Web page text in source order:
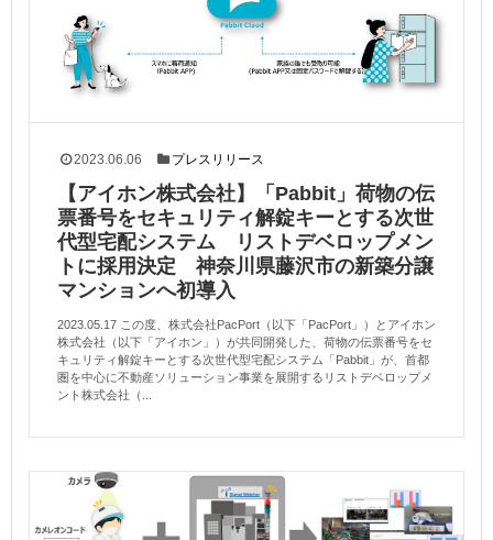
2023.06.06 プレスリリース
【アイホン株式会社】「Pabbit」荷物の伝
票番号をセキュリティ解錠キーとする次世
代型宅配システム リストデベロップメン
トに採用決定 神奈川県藤沢市の新築分譲
マンションへ初導入
2023.05.17 この度、株式会社PacPort（以下「PacPort」）とアイホン
株式会社（以下「アイホン」）が共同開発した、荷物の伝票番号をセ
キュリティ解錠キーとする次世代型宅配システム「Pabbit」が、首都
圏を中心に不動産ソリューション事業を展開するリストデベロップメ
ント株式会社（...